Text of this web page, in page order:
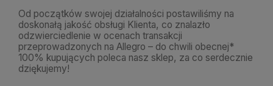
Od początków swojej działalności postawiliśmy na
doskonałą jakość obsługi Klienta, co znalazło
odzwierciedlenie w ocenach transakcji
przeprowadzonych na Allegro – do chwili obecnej*
100% kupujących poleca nasz sklep, za co serdecznie
dziękujemy!